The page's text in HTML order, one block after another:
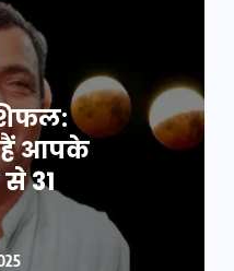
हैं आपके
31